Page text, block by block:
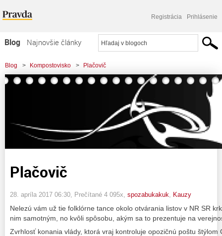
Registrácia Prihlásenie
Blog
Najnovšie články
Najčítanejšie články
Najkomentovanejšie články
Komerčné blogy
Blog > Kompostovisko > Plačovič
Plačovič
28. apríla 2017 06:30 , Prečítané 4 095x, spozabukakuk Kauzy
Nelezú vám už tie folklórne tance okolo otvárania listov v NR SR
nim samotným, no kvôli spôsobu, akým sa to prezentuje na
Zvrhlosť konania vlády, ktorá vraj kontroluje opozičnú poštu štýlom